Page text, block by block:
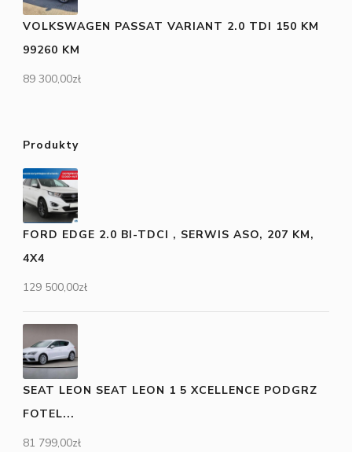
VOLKSWAGEN PASSAT VARIANT 2.0 TDI 150 KM
99260 KM
89 300,00zł
Produkty
FORD EDGE 2.0 BI-TDCI , SERWIS ASO, 207 KM,
4X4
129 500,00zł
SEAT LEON SEAT LEON 1 5 XCELLENCE PODGRZ
FOTEL...
81 799,00zł